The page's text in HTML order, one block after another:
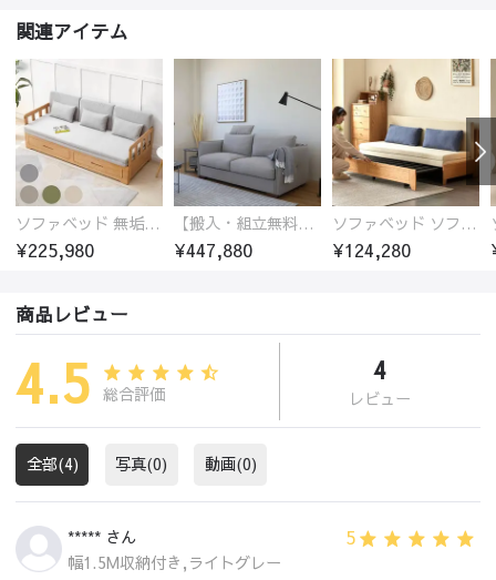
関連アイテム
ソファベッド 無垢材フレーム
¥225,980
【搬入・組立無料、時間限定】社長おすすめソファベッド 2人掛け～3人掛け
¥447,880
ソファベッド ソファーベッド ソファ ソファー ベッド 木製 北欧 3人掛け ナチュラル 天然木
¥124,280
商品レビュー
4.5 総合評価
4
レビュー
全部(4) 写真(0) 動画(0)
***** さん 5
幅1.5M収納付き,ライトグレー